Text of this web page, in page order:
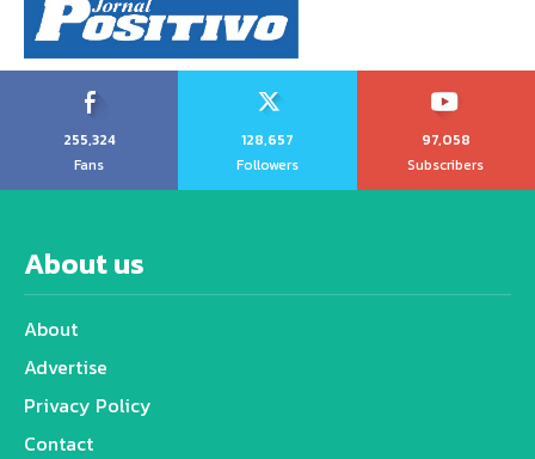
255,324
Fans
128,657
Followers
97,058
Subscribers
About us
About
Advertise
Privacy Policy
Contact